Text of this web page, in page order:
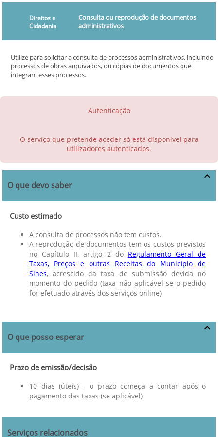
Direitos e
Cidadania
Consulta ou reprodução de documentos
administrativos
Utilize para solicitar a consulta de processos administrativos, incluindo
processos de obras arquivados, ou cópias de documentos que
integram esses processos.
Autenticação
O serviço que pretende aceder só está disponível para
utilizadores autenticados.
O que devo saber
Custo estimado
A consulta de processos não tem custos.
A reprodução de documentos tem os custos previstos
no Capítulo II, artigo 2 do Regulamento Geral de
Taxas, Preços e outras Receitas do Município de
Sines, acrescido da taxa de submissão devida no
momento do pedido (taxa não aplicável se o pedido
for efetuado através dos serviços online)
O que posso esperar
Prazo de emissão/decisão
10 dias (úteis) - o prazo começa a contar após o
pagamento das taxas (se aplicável)
Serviços relacionados